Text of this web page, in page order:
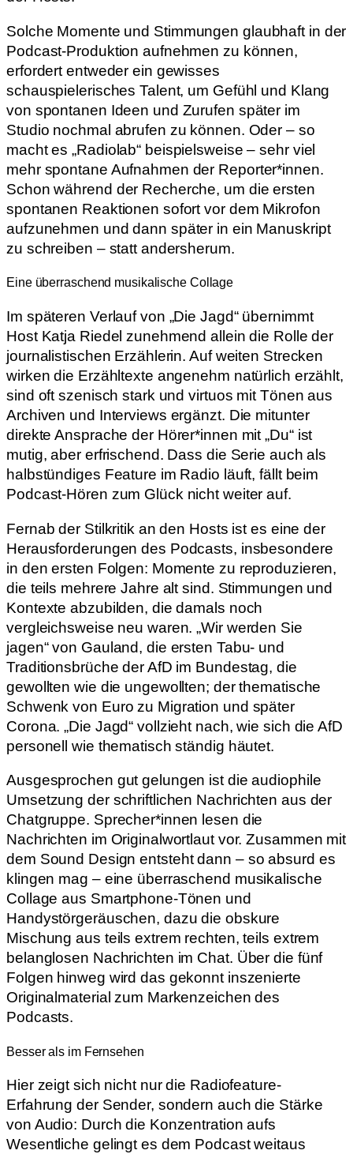
Solche Momente und Stimmungen glaubhaft in der
Podcast-Produktion aufnehmen zu können,
erfordert entweder ein gewisses
schauspielerisches Talent, um Gefühl und Klang
von spontanen Ideen und Zurufen später im
Studio nochmal abrufen zu können. Oder – so
macht es „Radiolab“ beispielsweise – sehr viel
mehr spontane Aufnahmen der Reporter*innen.
Schon während der Recherche, um die ersten
spontanen Reaktionen sofort vor dem Mikrofon
aufzunehmen und dann später in ein Manuskript
zu schreiben – statt andersherum.
Eine überraschend musikalische Collage
Im späteren Verlauf von „Die Jagd“ übernimmt
Host Katja Riedel zunehmend allein die Rolle der
journalistischen Erzählerin. Auf weiten Strecken
wirken die Erzähltexte angenehm natürlich erzählt,
sind oft szenisch stark und virtuos mit Tönen aus
Archiven und Interviews ergänzt. Die mitunter
direkte Ansprache der Hörer*innen mit „Du“ ist
mutig, aber erfrischend. Dass die Serie auch als
halbstündiges Feature im Radio läuft, fällt beim
Podcast-Hören zum Glück nicht weiter auf.
Fernab der Stilkritik an den Hosts ist es eine der
Herausforderungen des Podcasts, insbesondere
in den ersten Folgen: Momente zu reproduzieren,
die teils mehrere Jahre alt sind. Stimmungen und
Kontexte abzubilden, die damals noch
vergleichsweise neu waren. „Wir werden Sie
jagen“ von Gauland, die ersten Tabu- und
Traditionsbrüche der AfD im Bundestag, die
gewollten wie die ungewollten; der thematische
Schwenk von Euro zu Migration und später
Corona. „Die Jagd“ vollzieht nach, wie sich die AfD
personell wie thematisch ständig häutet.
Ausgesprochen gut gelungen ist die audiophile
Umsetzung der schriftlichen Nachrichten aus der
Chatgruppe. Sprecher*innen lesen die
Nachrichten im Originalwortlaut vor. Zusammen mit
dem Sound Design entsteht dann – so absurd es
klingen mag – eine überraschend musikalische
Collage aus Smartphone-Tönen und
Handystörgeräuschen, dazu die obskure
Mischung aus teils extrem rechten, teils extrem
belanglosen Nachrichten im Chat. Über die fünf
Folgen hinweg wird das gekonnt inszenierte
Originalmaterial zum Markenzeichen des
Podcasts.
Besser als im Fernsehen
Hier zeigt sich nicht nur die Radiofeature-
Erfahrung der Sender, sondern auch die Stärke
von Audio: Durch die Konzentration aufs
Wesentliche gelingt es dem Podcast weitaus